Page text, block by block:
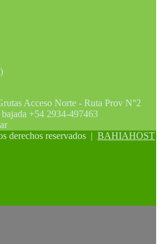
Acceso Norte - Ruta Prov N°2
+54 2934-497463
derechos reservados | BAHIAHOST